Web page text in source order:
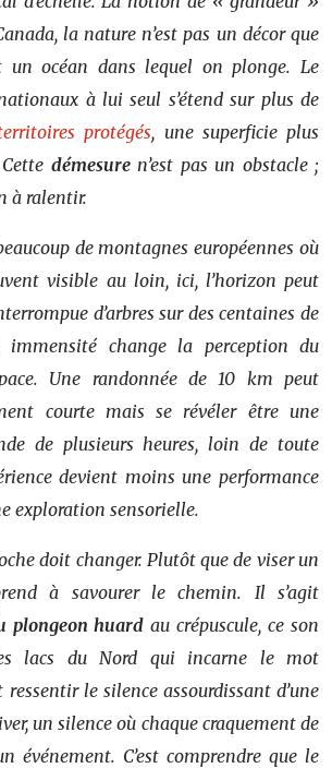
la nature n’est pas un décor que
un océan dans lequel on plonge. Le
à lui seul s’étend sur plus de
protégés, une superficie plus
démesuren’est pas un obstacle ;
à ralentir.
de montagnes européennes où
visible au loin, ici, l’horizon peut
d’arbres sur des centaines de
immensité change la perception du
Une randonnée de 10 km peut
courte mais se révéler être une
de plusieurs heures, loin de toute
devient moins une performance
exploration sensorielle.
doit changer. Plutôt que de viser un
à savourer le chemin. Il s’agit
plongeon huard au crépuscule, ce son
lacs du Nord qui incarne le mot
ressentir le silence assourdissant d’une
un silence où chaque craquement de
événement. C’est comprendre que le